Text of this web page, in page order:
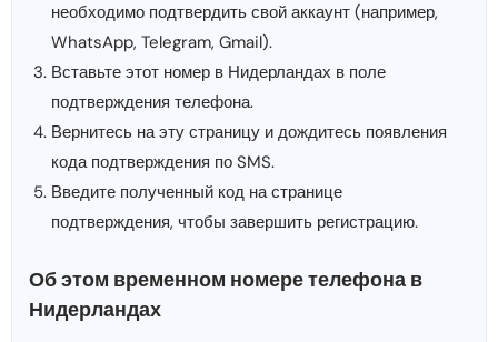
необходимо подтвердить свой аккаунт (например,
WhatsApp, Telegram, Gmail).
Вставьте этот номер в Нидерландах в поле
подтверждения телефона.
Вернитесь на эту страницу и дождитесь появления
кода подтверждения по SMS.
Введите полученный код на странице
подтверждения, чтобы завершить регистрацию.
Об этом временном номере телефона в
Нидерландах